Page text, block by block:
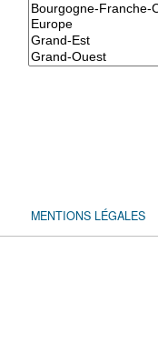
MENTIONS LÉGALES